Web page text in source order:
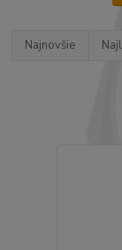
Najnovšie